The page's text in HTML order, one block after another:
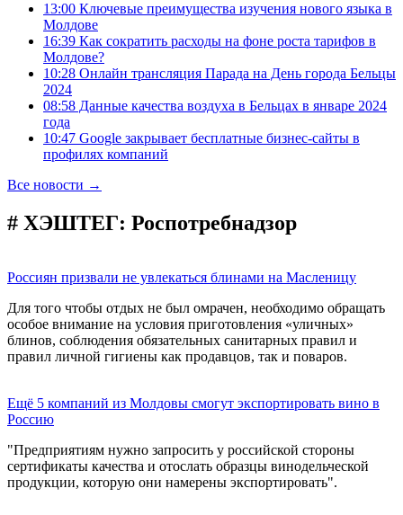
13:00 Ключевые преимущества изучения нового языка в
Молдове
16:39 Как сократить расходы на фоне роста тарифов в
Молдове?
10:28 Онлайн трансляция Парада на День города Бельцы
2024
08:58 Данные качества воздуха в Бельцах в январе 2024
года
10:47 Google закрывает бесплатные бизнес-сайты в
профилях компаний
Все новости →
# ХЭШТЕГ: Роспотребнадзор
Россиян призвали не увлекаться блинами на Масленицу
Для того чтобы отдых не был омрачен, необходимо обращать
особое внимание на условия приготовления «уличных»
блинов, соблюдения обязательных санитарных правил и
правил личной гигиены как продавцов, так и поваров.
Ещё 5 компаний из Молдовы смогут экспортировать вино в
Россию
"Предприятиям нужно запросить у российской стороны
сертификаты качества и отослать образцы винодельческой
продукции, которую они намерены экспортировать".